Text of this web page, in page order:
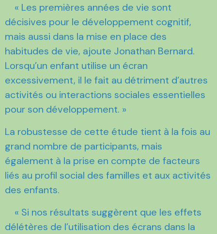
« Les premières années de vie sont
décisives pour le développement cognitif,
mais aussi dans la mise en place des
habitudes de vie, ajoute Jonathan Bernard.
Lorsqu’un enfant utilise un écran
excessivement, il le fait au détriment d’autres
activités ou interactions sociales essentielles
pour son développement. »
La robustesse de cette étude tient à la fois au
grand nombre de participants, mais
également à la prise en compte de facteurs
liés au profil social des familles et aux activités
des enfants.
« Si nos résultats suggèrent que les effets
délétères de l’utilisation des écrans dans la